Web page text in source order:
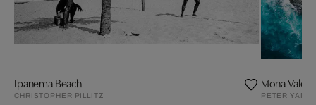
Ipanema Beach
CHRISTOPHER PILLITZ
Mona Vale
PETER YAN